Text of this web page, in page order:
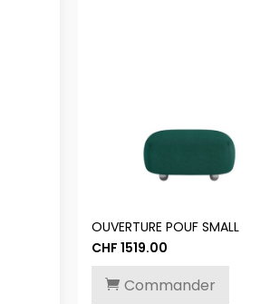
OUVERTURE POUF SMALL
CHF 1519.00
Commander